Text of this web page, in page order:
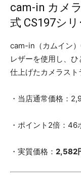
cam-in カメ
式 CS197シ
cam-in（カムイン
レザーを使用し、
仕上げたカメラスト
・当店通常価格：
・ポイント2倍：46
・実質価格： 2,582